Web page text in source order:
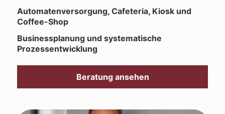
Automatenversorgung, Cafeteria, Kiosk und
Coffee-Shop
Businessplanung und systematische
Prozessentwicklung
Beratung ansehen